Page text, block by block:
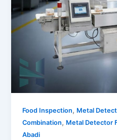
Food Inspection, Metal
Combination, Metal Detector
Abadi